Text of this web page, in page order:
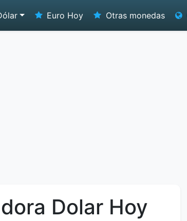
Euro Hoy Otras monedas
Dolar Hoy